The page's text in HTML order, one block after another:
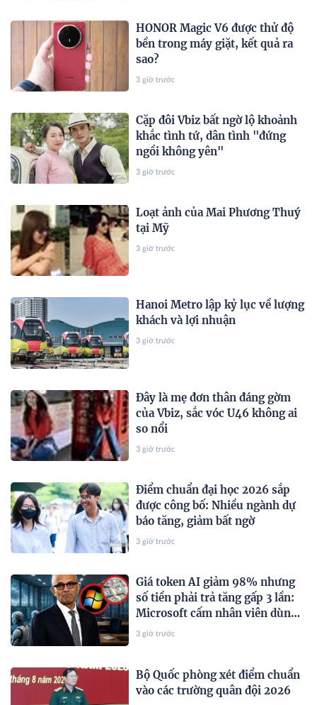
HONOR Magic V6 được thử độ
bền trong máy giặt, kết quả ra
sao?
3 giờ trước
Cặp đôi Vbiz bất ngờ lộ khoảnh
khắc tình tứ, dân tình "đứng
ngồi không yên"
3 giờ trước
Loạt ảnh của Mai Phương Thuý
tại Mỹ
3 giờ trước
Hanoi Metro lập kỷ lục về lượng
khách và lợi nhuận
3 giờ trước
Đây là mẹ đơn thân đáng gờm
của Vbiz, sắc vóc U46 không ai
so nổi
3 giờ trước
Điểm chuẩn đại học 2026 sắp
được công bố: Nhiều ngành dự
báo tăng, giảm bất ngờ
3 giờ trước
Giá token AI giảm 98% nhưng
số tiền phải trả tăng gấp 3 lần:
Microsoft cấm nhân viên dùng
AI bừa bãi
3 giờ trước
Bộ Quốc phòng xét điểm chuẩn
vào các trường quân đội 2026